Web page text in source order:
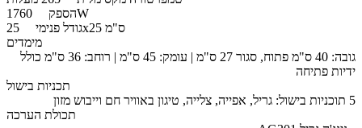
הספק1760W
גודל פנימי
25x25 ס"מ
מימדים
גובה: 40 ס"מ פתוח, סגור 27 ס"מ | עומק: 45 ס"מ | רוחב: 36 ס"מ כולל
ידיות פתיחה
תכניות בישול
​5 תוכניות בישול: גריל, אפייה, צלייה, טיגון באוויר חם וייבוש מזון
תכולת הערכה